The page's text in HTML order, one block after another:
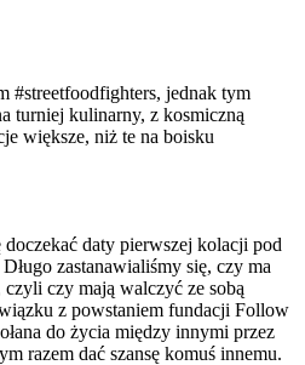
#streetfoodfighters, jednak tym
turniej kulinarny, z kosmiczną
większe, niż te na boisku
daty pierwszej kolacji pod
Długo zastanawialiśmy się, czy ma
czy mają walczyć ze sobą
z powstaniem fundacji Follow
do życia między innymi przez
razem dać szansę komuś innemu.